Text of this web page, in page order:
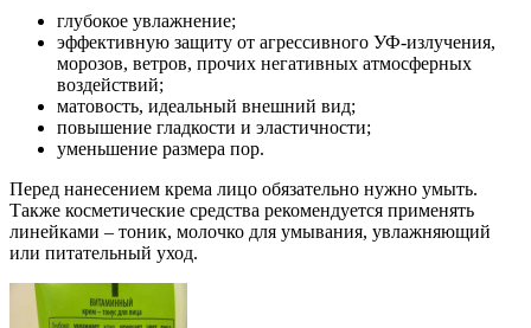
глубокое увлажнение;
эффективную защиту от агрессивного УФ-излучения,
морозов, ветров, прочих негативных атмосферных
воздействий;
матовость, идеальный внешний вид;
повышение гладкости и эластичности;
уменьшение размера пор.
Перед нанесением крема лицо обязательно нужно умыть.
Также косметические средства рекомендуется применять
линейками – тоник, молочко для умывания, увлажняющий
или питательный уход.